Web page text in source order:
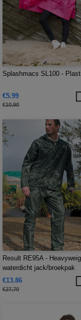
Splashmacs SL100 -
€5.99
€10.90
Result RE95A -
waterdicht jack/broekpak
€13.86
€27.70